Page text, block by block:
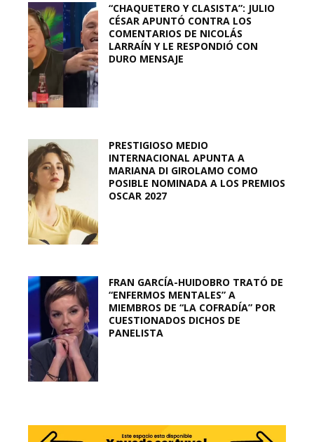
“CHAQUETERO Y CLASISTA”: JULIO
CÉSAR APUNTÓ CONTRA LOS
COMENTARIOS DE NICOLÁS
LARRAÍN Y LE RESPONDIÓ CON
DURO MENSAJE
PRESTIGIOSO MEDIO
INTERNACIONAL APUNTA A
MARIANA DI GIROLAMO COMO
POSIBLE NOMINADA A LOS PREMIOS
OSCAR 2027
FRAN GARCÍA-HUIDOBRO TRATÓ DE
“ENFERMOS MENTALES” A
MIEMBROS DE “LA COFRADÍA” POR
CUESTIONADOS DICHOS DE
PANELISTA